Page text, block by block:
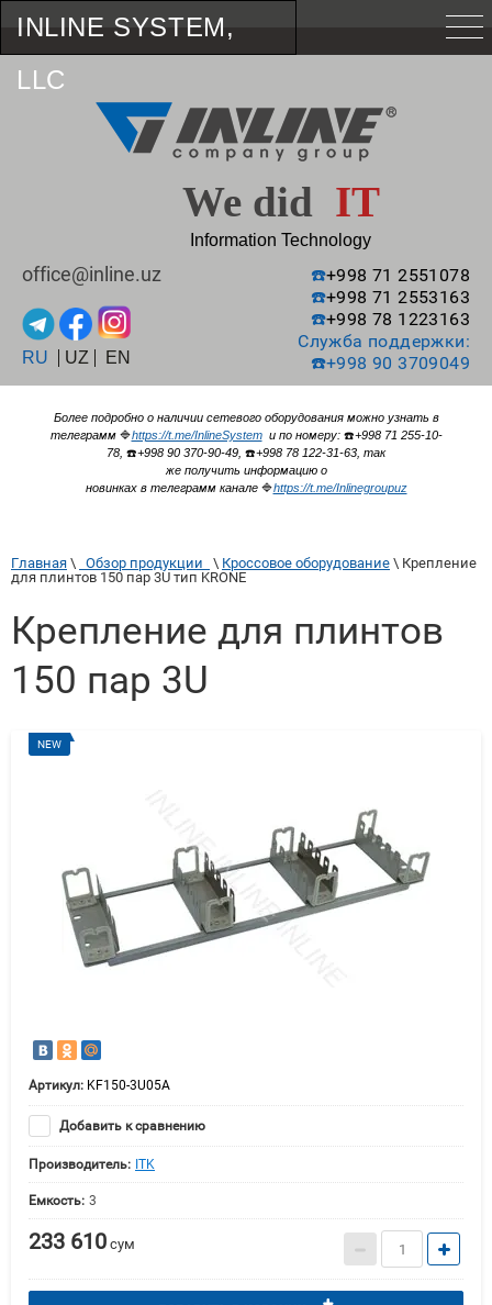
INLINE SYSTEM,
LLC
We did IT
Information Technology
office@inline.uz
RU UZ EN
☎️+998 71 2551078
☎️+998 71 2553163
☎️+998 78 1223163
Служба поддержки:
☎️+998 90 3709049
Более подробно о наличии сетевого оборудования можно узнать в
телеграмм 🔷https://t.me/InlineSystemи по номеру: ☎️+998 71 255-10-
78, ☎️+998 90 370-90-49, ☎️+998 78 122-31-63, так
же получить информацию о
новинках в телеграмм канале 🔷https://t.me/Inlinegroupuz
Главная \ Обзор продукции \ Кроссовое оборудование \ Крепление
для плинтов 150 пар 3U тип KRONE
Крепление для плинтов
150 пар 3U
NEW
Артикул: KF150-3U05A
Добавить к сравнению
Производитель: ITK
Емкость: 3
233 610 сум